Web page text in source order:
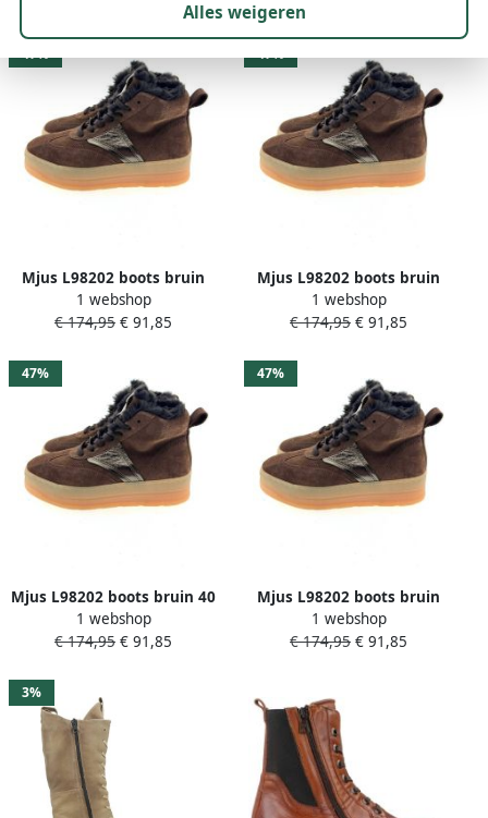
21 resultaten:
47%
Mjus L98202 boots bruin
1 webshop
€ 174,95 € 91,85
47%
Mjus L98202 boots bruin
1 webshop
€ 174,95 € 91,85
47%
Mjus L98202 boots bruin 40
1 webshop
€ 174,95 € 91,85
47%
Mjus L98202 boots bruin
1 webshop
€ 174,95 € 91,85
3%
Alles weigeren